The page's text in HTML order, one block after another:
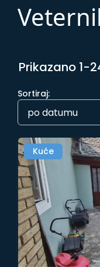
Prikazano 1-
Sortiraj:
po datumu
Kuće